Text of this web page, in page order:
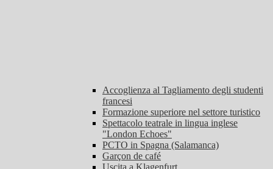
Accoglienza al Tagliamento degli studenti
francesi
Formazione superiore nel settore turistico
Spettacolo teatrale in lingua inglese
"London Echoes"
PCTO in Spagna (Salamanca)
Garçon de café